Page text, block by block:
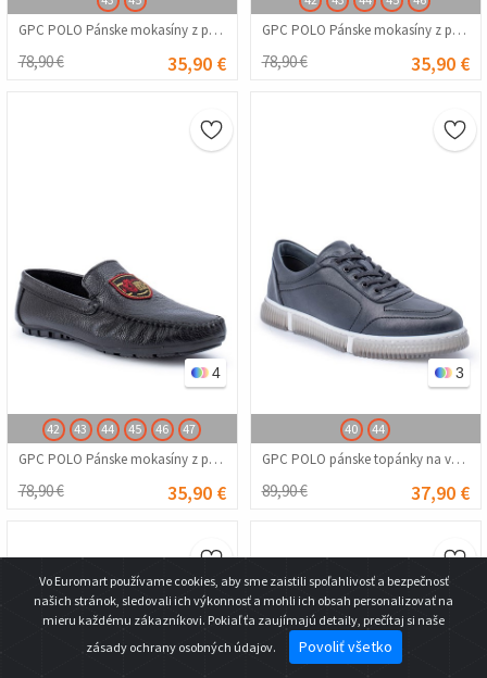
GPC POLO Pánske mokasíny z pravej kože - Biela 20230321082
78,90 € 35,90 €
GPC POLO Pánske mokasíny z pravej kože - červená 20230321080
78,90 € 35,90 €
4
42 43 44 45 46 47
GPC POLO Pánske mokasíny z pravej kože - Čierna 20230321081
78,90 € 35,90 €
3
40 44
GPC POLO pánske topánky na voľný čas z pravej kože – Tmavě modrá 20230321098
89,90 € 37,90 €
Vo Euromart používame cookies, aby sme zaistili spoľahlivosť a bezpečnosť
našich stránok, sledovali ich výkonnosť a mohli ich obsah personalizovať na
mieru každému zákazníkovi. Pokiaľ ťa zaujímajú detaily, prečítaj si naše
zásady ochrany osobných údajov.
Povoliť všetko